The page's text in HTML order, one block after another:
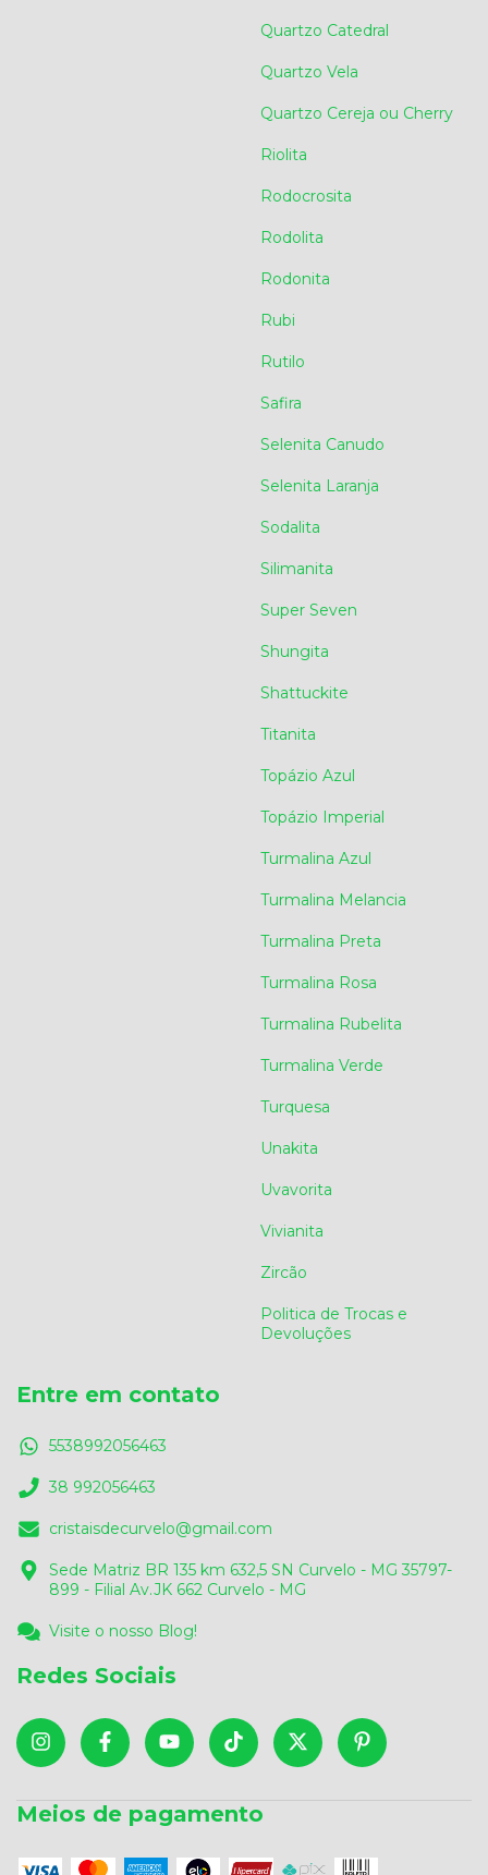
Quartzo Catedral
Quartzo Vela
Quartzo Cereja ou Cherry
Riolita
Rodocrosita
Rodolita
Rodonita
Rubi
Rutilo
Safira
Selenita Canudo
Selenita Laranja
Sodalita
Silimanita
Super Seven
Shungita
Shattuckite
Titanita
Topázio Azul
Topázio Imperial
Turmalina Azul
Turmalina Melancia
Turmalina Preta
Turmalina Rosa
Turmalina Rubelita
Turmalina Verde
Turquesa
Unakita
Uvavorita
Vivianita
Zircão
Politica de Trocas e
Devoluções
Entre em contato
5538992056463
38 992056463
cristaisdecurvelo@gmail.com
Sede Matriz BR 135 km 632,5 SN Curvelo - MG 35797-
899 - Filial Av.JK 662 Curvelo - MG
Visite o nosso Blog!
Redes Sociais
Meios de pagamento